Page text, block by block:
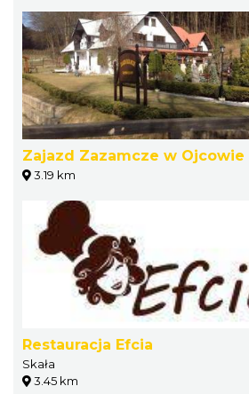
Zajazd Zazamcze w Ojcowie
3.19 km
Restauracja Efcia
Skała
3.45 km